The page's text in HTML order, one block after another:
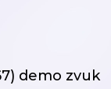
demo zvuk